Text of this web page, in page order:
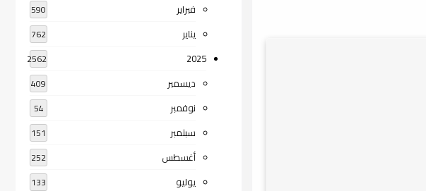
فبراير 590
يناير 762
2025
2562
ديسمبر 409
نوفمبر 54
سبتمبر 151
أغسطس 252
يوليو 133